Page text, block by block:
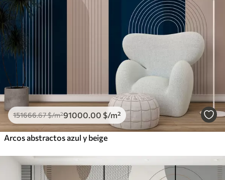
151666.67$/m²91000.00 $/m²
Arcos abstractos azul y beige